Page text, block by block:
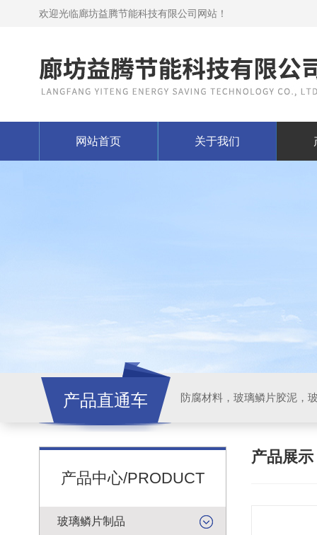
欢迎光临廊坊益腾节能科技有限公司网站！
网站首页 关于我们
产品直通车
产品中心/PRODUCT
玻璃鳞片制品
产品展示